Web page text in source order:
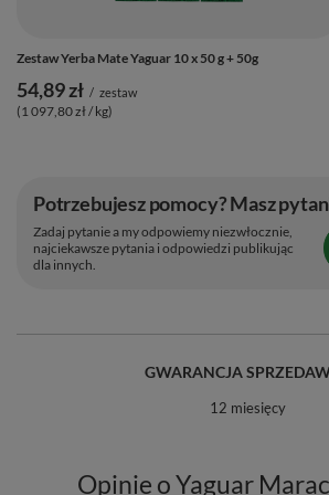
Zestaw Yerba Mate Yaguar 10 x 50 g + 50g
54,89 zł / zestaw
(1 097,80 zł / kg)
Potrzebujesz pomocy? Masz
Zadaj pytanie a my odpowiemy niezwłocznie,
najciekawsze pytania i odpowiedzi publikując
dla innych.
GWARANCJA
12 miesięcy
Opinie o Yaguar